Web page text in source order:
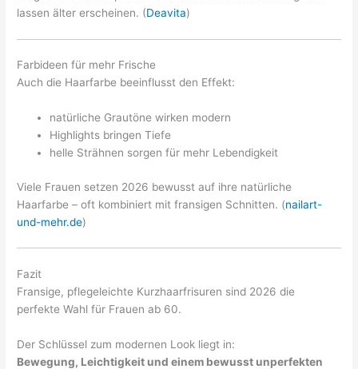
lassen älter erscheinen. (Deavita)
Farbideen für mehr Frische
Auch die Haarfarbe beeinflusst den Effekt:
natürliche Grautöne wirken modern
Highlights bringen Tiefe
helle Strähnen sorgen für mehr Lebendigkeit
Viele Frauen setzen 2026 bewusst auf ihre natürliche
Haarfarbe – oft kombiniert mit fransigen Schnitten. (nailart-
und-mehr.de)
Fazit
Fransige, pflegeleichte Kurzhaarfrisuren sind 2026 die
perfekte Wahl für Frauen ab 60.
Der Schlüssel zum modernen Look liegt in:
Bewegung, Leichtigkeit und einem bewusst unperfekten